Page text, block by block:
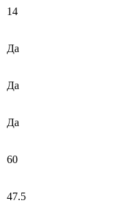
14
Да
Да
Да
60
47.5